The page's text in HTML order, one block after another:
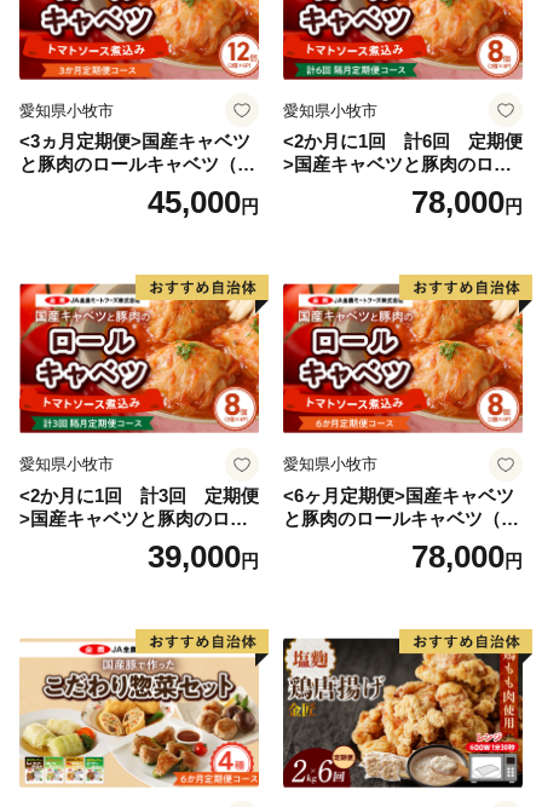
愛知県小牧市
<3ヵ月定期便>国産キャベツ
と豚肉のロールキャベツ（6P
45,000円
愛知県小牧市
<2か月に1回 計6回 定期便
>国産キャベツと豚肉のロー
ルキャベツ（4P入り）
78,000円
愛知県小牧市
<2か月に1回 計3回 定期便
>国産キャベツと豚肉のロー
ルキャベツ（4P入り）
39,000円
愛知県小牧市
<6ヶ月定期便>国産キャベツ
と豚肉のロールキャベツ（4P
78,000円